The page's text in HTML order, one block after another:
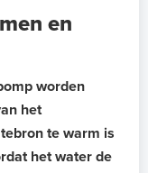
en
worden
het
te warm is
het water de